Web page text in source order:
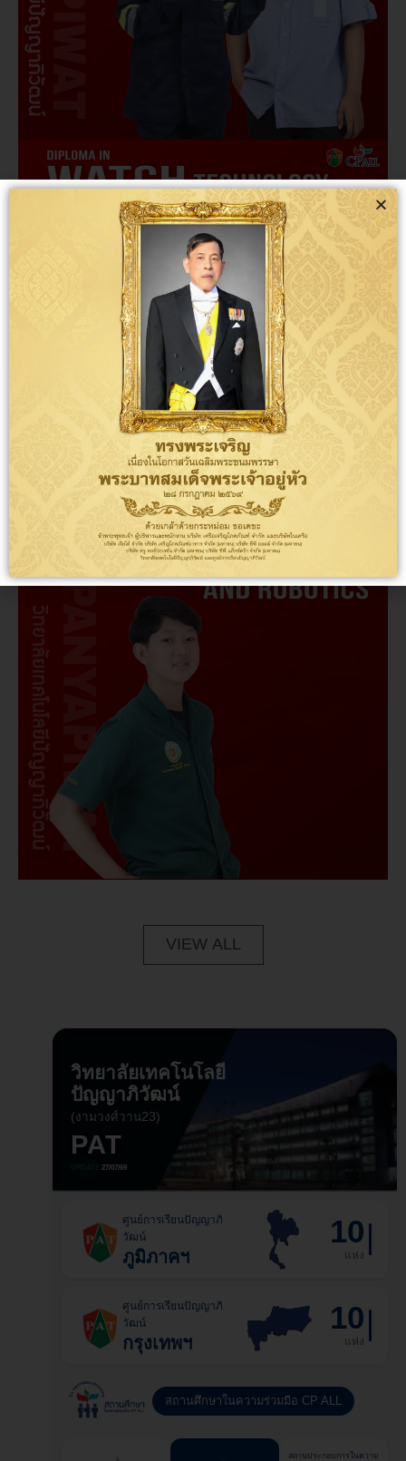
VIEW ALL
วิทยาลัยเทคโนโลยี
ปัญญาภิวัฒน์
(งามวงศ์วาน23)
PAT
27/07/69
ศูนย์การเรียนปัญญาภิ
วัฒน์
ภูมิภาคฯ
10
แห่ง
ศูนย์การเรียนปัญญาภิ
วัฒน์
กรุงเทพฯ
10
แห่ง
สถานศึกษาในความร่วมมือ CP ALL
สถานประกอบการในความ